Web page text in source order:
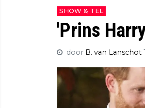
SHOW & TEL
'Prins
door B. van Lanschot